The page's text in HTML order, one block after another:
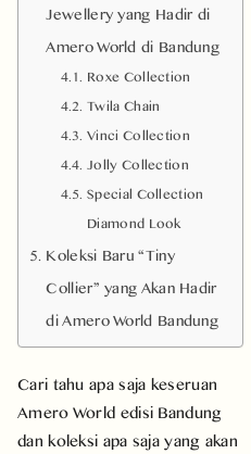
Jewellery yang Hadir di
Amero World di Bandung
Roxe Collection
Twila Chain
Vinci Collection
Jolly Collection
Special Collection
Diamond Look
Koleksi Baru “Tiny
Collier” yang Akan Hadir
di Amero World Bandung
Cari tahu apa saja keseruan
Amero World edisi Bandung
dan koleksi apa saja yang akan